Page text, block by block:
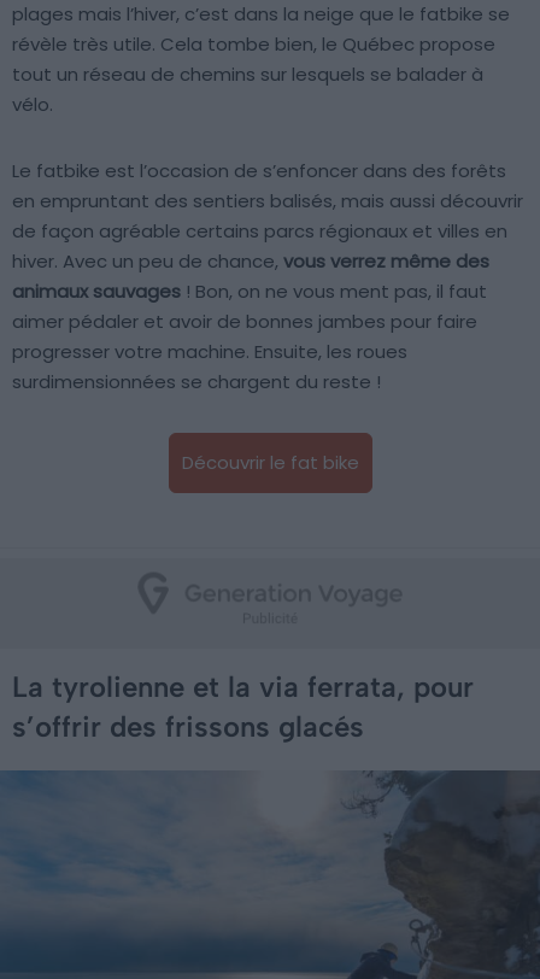
plages mais l’hiver, c’est dans la neige que le fatbike se
révèle très utile. Cela tombe bien, le Québec propose
tout un réseau de chemins sur lesquels se balader à
vélo.
Le fatbike est l’occasion de s’enfoncer dans des forêts
en empruntant des sentiers balisés, mais aussi découvrir
de façon agréable certains parcs régionaux et villes en
hiver. Avec un peu de chance, vous verrez même des
animaux sauvages ! Bon, on ne vous ment pas, il faut
aimer pédaler et avoir de bonnes jambes pour faire
progresser votre machine. Ensuite, les roues
surdimensionnées se chargent du reste !
Découvrir le fat bike
La tyrolienne et la via ferrata, pour
s’offrir des frissons glacés